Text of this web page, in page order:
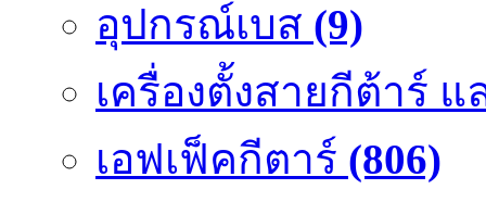
อุปกรณ์เบส (9)
เครื่องตั้งสายกีต้าร์ แ
เอฟเฟ็คกีตาร์ (806)